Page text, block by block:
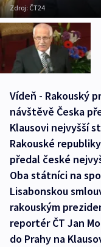
Zdroj: ČT24
Vídeň - Rakouský
návštěvě Česka
Klausovi nejvyšší
Rakouské
předal české
Oba státníci na
Lisabonskou
rakouským
reportér ČT Jan
do Prahy na